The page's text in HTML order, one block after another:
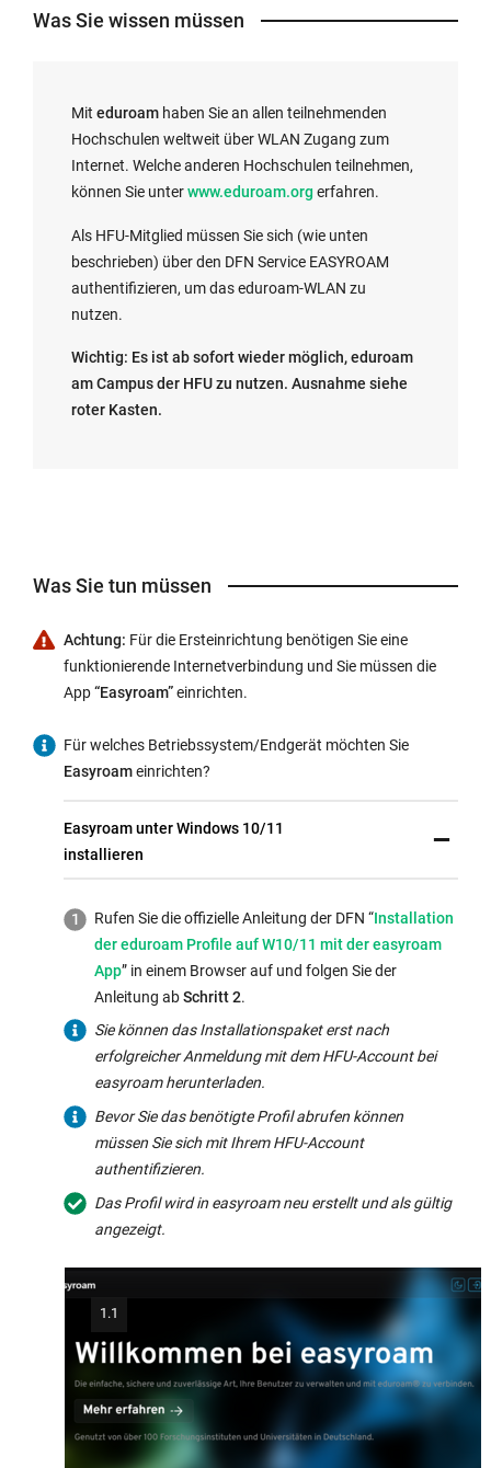
Was Sie wissen müssen
Mit eduroamhaben Sie an allen teilnehmenden
Hochschulen weltweit über WLAN Zugang zum
Internet. Welche anderen Hochschulen teilnehmen,
können Sie unterwww.eduroam.org erfahren.
Als HFU-Mitglied müssen Sie sich (wie unten
beschrieben) über den DFN Service EASYROAM
authentifizieren, um das eduroam-WLAN zu
nutzen.
Wichtig: Es ist ab sofort wieder möglich, eduroam
am Campus der HFU zu nutzen. Ausnahme siehe
roter Kasten.
Was Sie tun müssen
Achtung: Für die Ersteinrichtung benötigen Sie eine
funktionierende Internetverbindung und Sie müssen die
App“Easyroam”einrichten.
Für welches Betriebssystem/Endgerät möchten Sie
Easyroameinrichten?
Easyroam unter Windows 10/11
installieren
Rufen Sie die offizielle Anleitung der DFN “Externer
Link
wird
neuem
Fenster
Installation
der eduroam Profile auf W10/11 mit der easyroam
App” in einem Browser auf und folgen Sie der
Anleitung abSchritt 2.
Sie können das Installationspaket erst nach
erfolgreicher Anmeldung mit dem HFU-Account bei
easyroam herunterladen.
Bevor Sie das benötigte Profil abrufen können
müssen Sie sich mit Ihrem HFU-Account
authentifizieren.
Das Profil wird in easyroam neu erstellt und als gültig
angezeigt.
1.1